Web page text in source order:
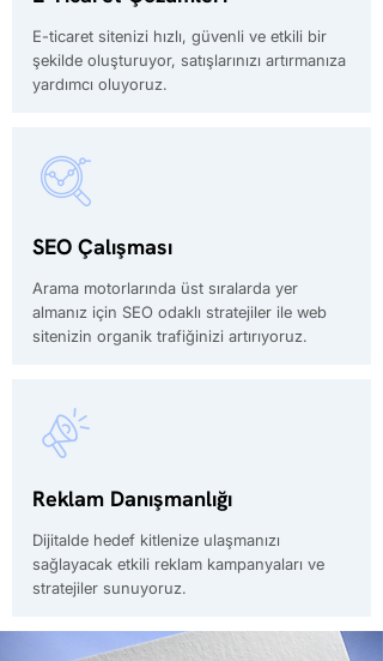
E-ticaret sitenizi hızlı, güvenli ve etkili bir
şekilde oluşturuyor, satışlarınızı artırmanıza
yardımcı oluyoruz.
SEO Çalışması
Arama motorlarında üst sıralarda yer
almanız için SEO odaklı stratejiler ile web
sitenizin organik trafiğinizi artırıyoruz.
Reklam Danışmanlığı
Dijitalde hedef kitlenize ulaşmanızı
sağlayacak etkili reklam kampanyaları ve
stratejiler sunuyoruz.